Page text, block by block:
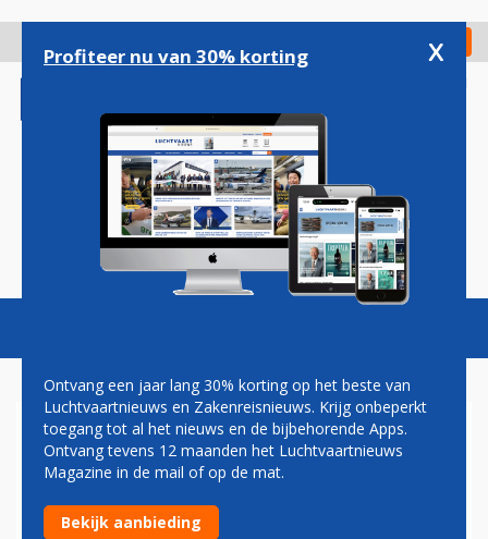
gaan
Check in
Magazine Podcasts Vacatures
CONDOR VOERT AANTAL
VLUCHTEN NAAR POPULAIRE
VERRE BESTEMMINGEN OP
Profiteer nu van 30% korting x
Ontvang een jaar lang 30% korting op het beste van
Luchtvaartnieuws en Zakenreisnieuws. Krijg onbeperkt
toegang tot al het nieuws en de bijbehorende Apps.
Ontvang tevens 12 maanden het Luchtvaartnieuws
Magazine in de mail of op de mat.
Bekijk aanbieding